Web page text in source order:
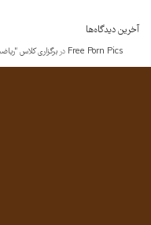
آخرین دیدگاه‌ها
Free Porn Pics دربرگزاری کلاس